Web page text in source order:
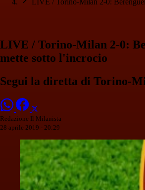
LIVE / Torino-Milan 2-0:
LIVE / Torino-Milan 2-0:
mette sotto l'incrocio
Segui la diretta di Torino-
Redazione Il Milanista
28 aprile 2019 - 20:29